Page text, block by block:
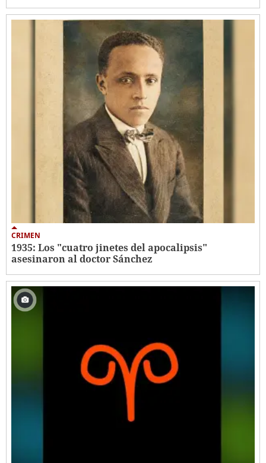
CRIMEN
1935: Los "cuatro jinetes del apocalipsis"
asesinaron al doctor Sánchez